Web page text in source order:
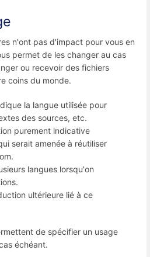
n'ont pas d'impact pour vous en
permet de les changer au cas
ou recevoir des fichiers
coins du monde.
la langue utilisée pour
des sources, etc.
purement indicative
serait amenée à réutiliser
langues lorsqu'on
ultérieure lié à ce
de spécifier un usage
échéant.